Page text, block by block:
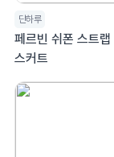
단하루
페르빈 쉬폰 스트
스커트